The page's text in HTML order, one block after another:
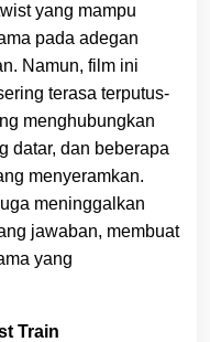
yang mampu
pada adegan
Namun, film ini
terasa terputus-
menghubungkan
datar, dan beberapa
menyeramkan.
meninggalkan
jawaban, membuat
yang
Train